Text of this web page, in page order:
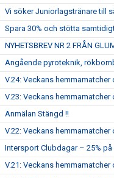
Vi söker Juniorlagstränare till
Spara 30% och stötta
NYHETSBREV NR 2 FRÅN
Angående pyroteknik,
V.24: Veckans hemmamatcher
V.23: Veckans hemmamatcher
Anmälan Stängd !!
V.22: Veckans hemmamatcher
Intersport Clubdagar – 25%
V.21: Veckans hemmamatcher